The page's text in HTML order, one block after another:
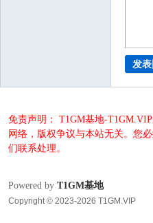
发
免责声明： T1GM基地-
网络，版权争议与本站无关。您
们联系处理。
Powered by T1GM基地
Copyright © 2023-2026 T1GM.VIP